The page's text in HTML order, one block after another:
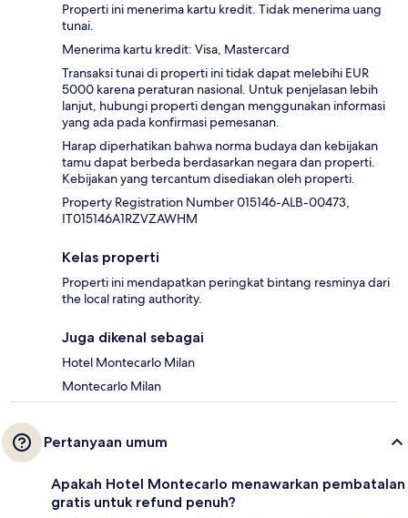
Properti ini menerima kartu kredit. Tidak menerima uang
tunai.
Menerima kartu kredit: Visa, Mastercard
Transaksi tunai di properti ini tidak dapat melebihi EUR
5000 karena peraturan nasional. Untuk penjelasan lebih
lanjut, hubungi properti dengan menggunakan informasi
yang ada pada konfirmasi pemesanan.
Harap diperhatikan bahwa norma budaya dan kebijakan
tamu dapat berbeda berdasarkan negara dan properti.
Kebijakan yang tercantum disediakan oleh properti.
Property Registration Number 015146-ALB-00473,
IT015146A1RZVZAWHM
Kelas properti
Properti ini mendapatkan peringkat bintang resminya dari
the local rating authority.
Juga dikenal sebagai
Hotel Montecarlo Milan
Montecarlo Milan
Pertanyaan umum
Apakah Hotel Montecarlo menawarkan pembatalan
gratis untuk refund penuh?